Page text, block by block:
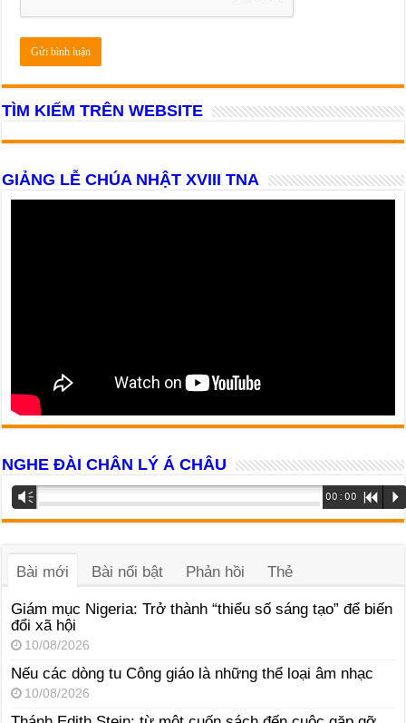
TÌM KIẾM TRÊN WEBSITE
GIẢNG LỄ CHÚA NHẬT XVIII TNA
NGHE ĐÀI CHÂN LÝ Á CHÂU
Trình
phát
Vm 00:00 R P
Bài mới Bài nổi bật Phản hồi Thẻ
Giám mục Nigeria: Trở thành “thiểu số sáng tạo” để biến
đổi xã hội
10/08/2026
Nếu các dòng tu Công giáo là những thể loại âm nhạc
10/08/2026